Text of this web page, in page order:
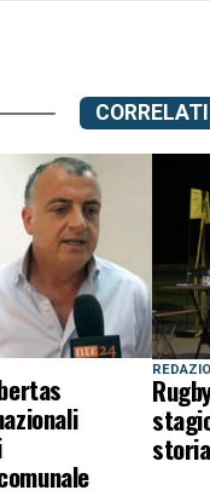
CORRELATI
storia